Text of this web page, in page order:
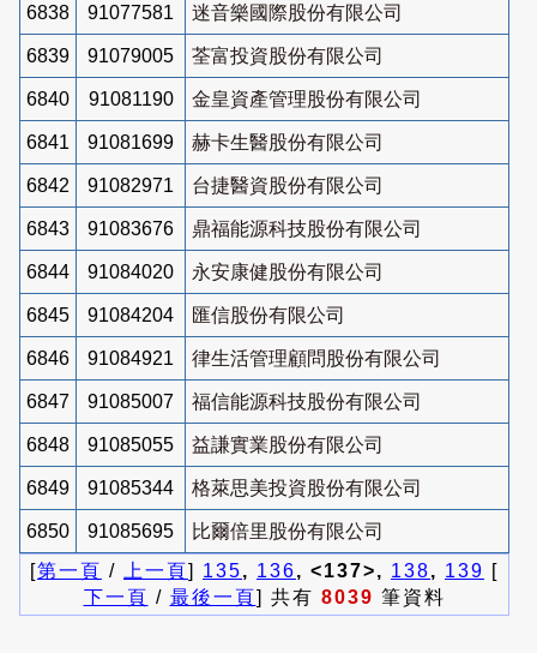
6838 91077581 迷音樂國際股份有限公司
6839 91079005 荃富投資股份有限公司
6840 91081190 金皇資產管理股份有限公司
6841 91081699 赫卡生醫股份有限公司
6842 91082971 台捷醫資股份有限公司
6843 91083676 鼎福能源科技股份有限公司
6844 91084020 永安康健股份有限公司
6845 91084204 匯信股份有限公司
6846 91084921 律生活管理顧問股份有限公司
6847 91085007 福信能源科技股份有限公司
6848 91085055 益謙實業股份有限公司
6849 91085344 格萊思美投資股份有限公司
6850 91085695
比爾倍里股份有限公司
[第一頁 / 上一頁] 135, 136, <137>, 138, 139 [
下一頁 / 最後一頁] 共有 8039 筆資料